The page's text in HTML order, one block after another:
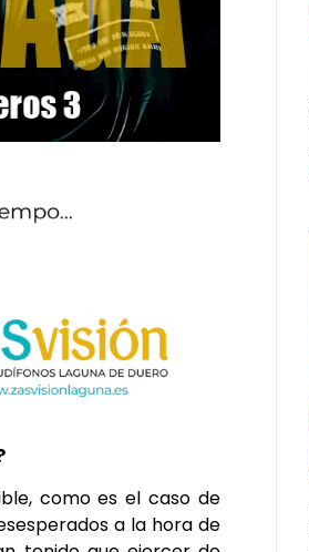
como es el caso de
a la hora de